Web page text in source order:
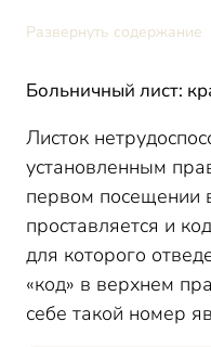
Развернуть содержание
Больничный лист:
Листок
установленным
первом посещении
проставляется и
для которого
«код» в верхнем
себе такой номер